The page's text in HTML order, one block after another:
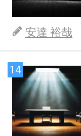
安達 裕哉
14